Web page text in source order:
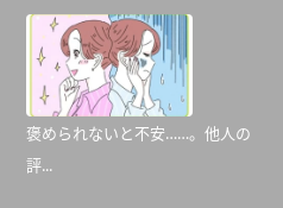
褒められないと不安……。他人の
評...